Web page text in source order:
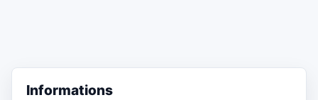
Informations